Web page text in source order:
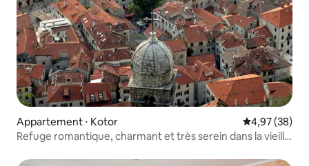
Appartement ⋅ Kotor Évaluation
4,97 (38)
Refuge romantique, charmant et très serein dans la vieille